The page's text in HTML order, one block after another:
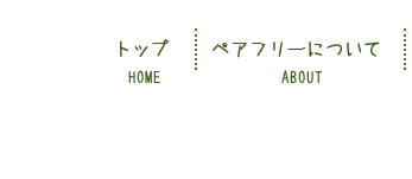
HOME ABOUT
トップ ペアフリーについて